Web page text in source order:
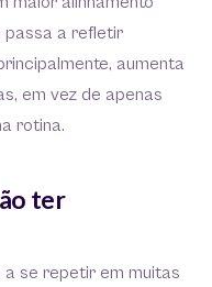
passa a refletir
aumenta
em vez de apenas
rotina.
ter
se repetir em muitas